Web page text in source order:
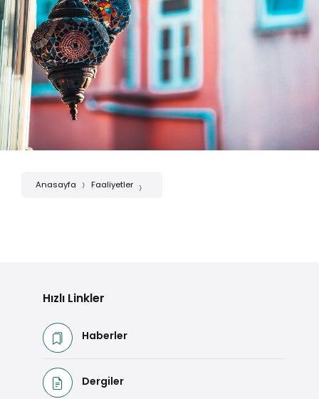
Anasayfa Faaliyetler
Hızlı Linkler
Haberler
Dergiler